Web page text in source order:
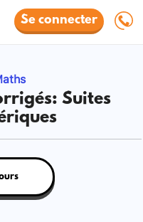
Se connecter
Suites